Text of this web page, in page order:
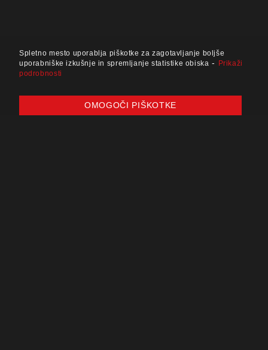
Spletno mesto uporablja piškotke za zagotavljanje boljše
uporabniške izkušnje in spremljanje statistike obiska -
Prikaži
podrobnosti
OMOGOČI PIŠKOTKE